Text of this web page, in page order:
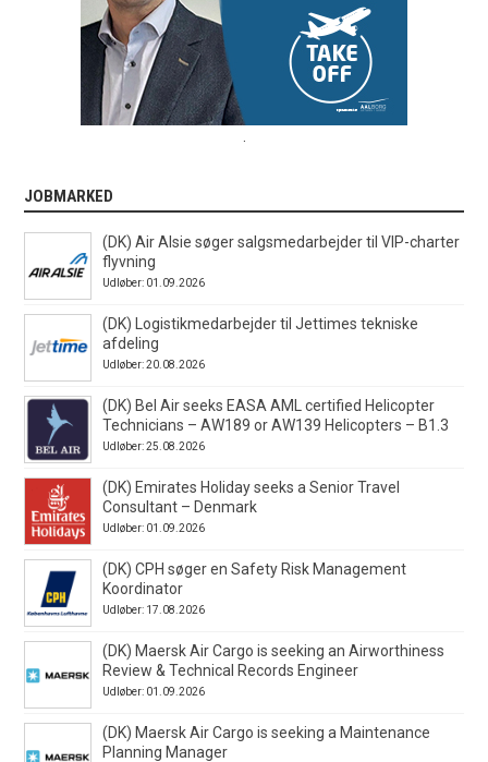
JOBMARKED
(DK) Air Alsie søger salgsmedarbejder til VIP-charter
flyvning
Udløber: 01.09.2026
(DK) Logistikmedarbejder til Jettimes tekniske
afdeling
Udløber: 20.08.2026
(DK) Bel Air seeks EASA AML certified Helicopter
Technicians – AW189 or AW139 Helicopters – B1.3
Udløber: 25.08.2026
(DK) Emirates Holiday seeks a Senior Travel
Consultant – Denmark
Udløber: 01.09.2026
(DK) CPH søger en Safety Risk Management
Koordinator
Udløber: 17.08.2026
(DK) Maersk Air Cargo is seeking an Airworthiness
Review & Technical Records Engineer
Udløber: 01.09.2026
(DK) Maersk Air Cargo is seeking a Maintenance
Planning Manager